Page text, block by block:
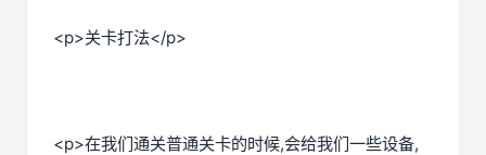
<p>关卡打法</p>
<p>在我们通关普通关卡的时候,会给我们一些设备,